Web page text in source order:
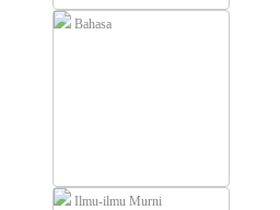
Bahasa
Ilmu-ilmu Murni